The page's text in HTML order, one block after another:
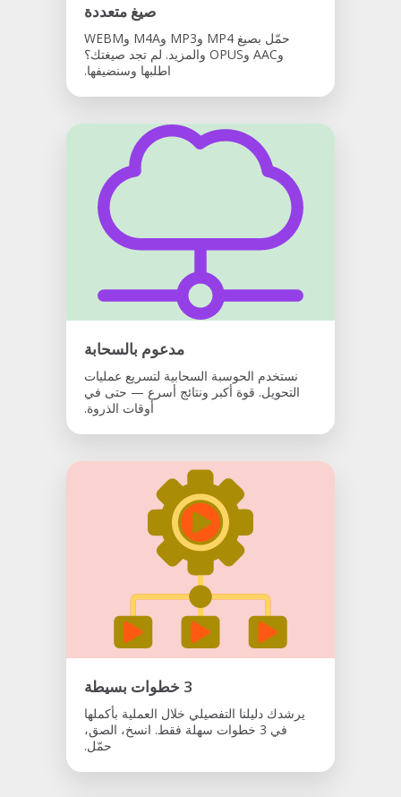
صيغ متعددة
حمّل بصيغ MP4 وMP3 وM4A وWEBM
وAAC وOPUS والمزيد. لم تجد صيغتك؟
اطلبها وسنضيفها.
مدعوم بالسحابة
نستخدم الحوسبة السحابية لتسريع عمليات
التحويل. قوة أكبر ونتائج أسرع — حتى في
أوقات الذروة.
3 خطوات بسيطة
يرشدك دليلنا التفصيلي خلال العملية بأكملها
في 3 خطوات سهلة فقط. انسخ، الصق،
حمّل.